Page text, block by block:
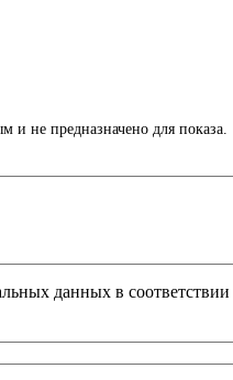
и не предназначено для показа.
форматах
данных в